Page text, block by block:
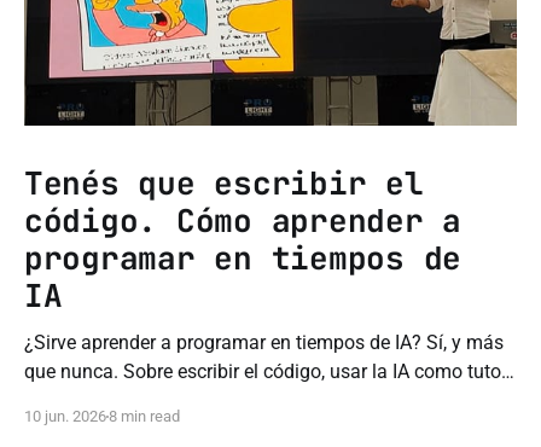
Tenés que escribir el
código. Cómo aprender a
programar en tiempos de
IA
¿Sirve aprender a programar en tiempos de IA? Sí, y más
que nunca. Sobre escribir el código, usar la IA como tutor
10 jun. 20268 min read